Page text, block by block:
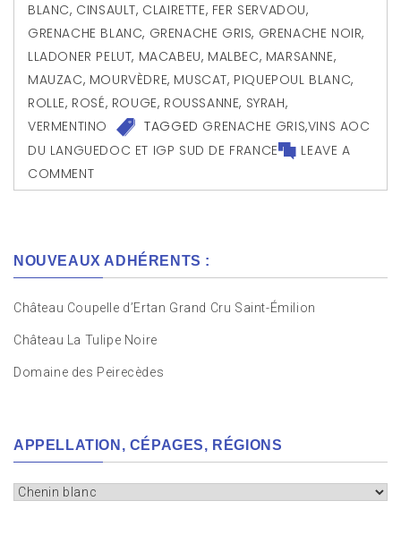
BLANC, CINSAULT, CLAIRETTE, FER SERVADOU,
GRENACHE BLANC, GRENACHE GRIS, GRENACHE NOIR,
LLADONER PELUT, MACABEU, MALBEC, MARSANNE,
MAUZAC, MOURVÈDRE, MUSCAT, PIQUEPOUL BLANC,
ROLLE, ROSÉ, ROUGE, ROUSSANNE, SYRAH,
VERMENTINO
TAGGED GRENACHE GRIS,VINS AOC
DU LANGUEDOC ET IGP SUD DE FRANCE
LEAVE A
COMMENT
NOUVEAUX ADHÉRENTS :
Château Coupelle d’Ertan Grand Cru Saint-Émilion
Château La Tulipe Noire
Domaine des Peirecèdes
APPELLATION, CÉPAGES, RÉGIONS
Appellation,